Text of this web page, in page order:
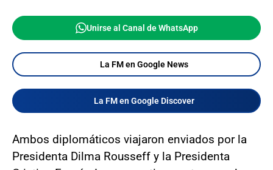
Unirse al Canal de WhatsApp
La FM en Google News
La FM en Google Discover
Ambos diplomáticos viajaron enviados por la
Presidenta Dilma Rousseff y la Presidenta